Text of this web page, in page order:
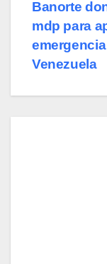
de
Banorte
mdp para
Venezuela